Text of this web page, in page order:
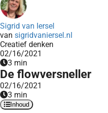
Sigrid van Iersel
van sigridvaniersel.nl
Creatief denken
02/16/2021
3 min
De flowversneller
02/16/2021
3 min
Inhoud